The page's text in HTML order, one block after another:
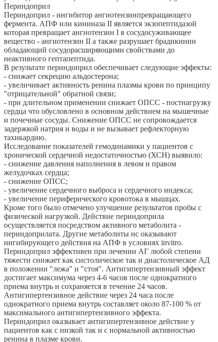
Периндоприл
Периндоприл - ингибитор ангиотензинпревращающего
фермента. АПФ или кининаза II является экзопептидазой
которая превращает ангиотензин I в сосудосуживающее
вещество - ангиотензин II а также разрушает брадикинин
обладающий сосудорасширяющими свойствами до
неактивного гептапептида.
В результате периндоприл обеспечивает следующие эффекты:
- снижает секрецию альдостерона;
- увеличивает активность ренина плазмы крови по принципу
"отрицательной" обратной связи;
- при длительном применении снижает ОПСС - постнагрузку
сердца что обусловлено в основном действием на мышечные
и почечные сосуды. Снижение ОПСС не сопровождается
задержкой натрия и воды и не вызывает рефлекторную
тахикардию.
Исследование показателей гемодинамики у пациентов с
хронической сердечной недостаточностью (ХСН) выявило:
- снижение давления наполнения в левом и правом
желудочках сердца;
- снижение ОПСС;
- увеличение сердечного выброса и сердечного индекса;
- увеличение периферического кровотока в мышцах.
Кроме того было отмечено улучшение результатов пробы с
физической нагрузкой. Действие периндоприла
осуществляется посредством активного метаболита -
периндоприлата. Другие метаболиты нс оказывают
ингибирующего действия на АПФ в условиях invitro.
Периндоприл эффективен при лечении АГ любой степени
тяжести снижает как систолическое так и диастолическое АД
в положении "лежа" и "стоя". Антигипертензивный эффект
достигает максимума через 4-6 часов после однократного
приема внутрь и сохраняется в течение 24 часов.
Антигипертензивное действие через 24 часа после
однократного приема внутрь составляет около 87-100 % от
максимального антигипертензивного эффекта.
Периндоприл оказывает антигипертензивное действие у
пациентов как с низкой так и с нормальной активностью
ренина в плазме крови.